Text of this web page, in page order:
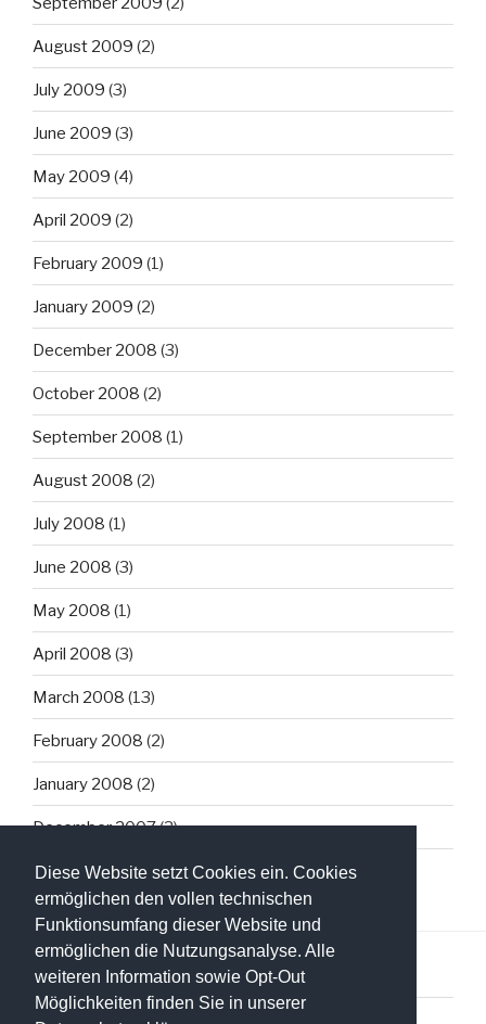
Diese Website setzt Cookies ein. Cookies
ermöglichen den vollen technischen
Funktionsumfang dieser Website und
ermöglichen die Nutzungsanalyse. Alle
weiteren Information sowie Opt-Out
Möglichkeiten finden Sie in unserer
August 2009 (2)
July 2009 (3)
June 2009 (3)
May 2009 (4)
April 2009 (2)
February 2009 (1)
January 2009 (2)
December 2008 (3)
October 2008 (2)
September 2008 (1)
August 2008 (2)
July 2008 (1)
June 2008 (3)
May 2008 (1)
April 2008 (3)
March 2008 (13)
February 2008 (2)
January 2008 (2)
December 2007(3)
Datenschutzerklärung